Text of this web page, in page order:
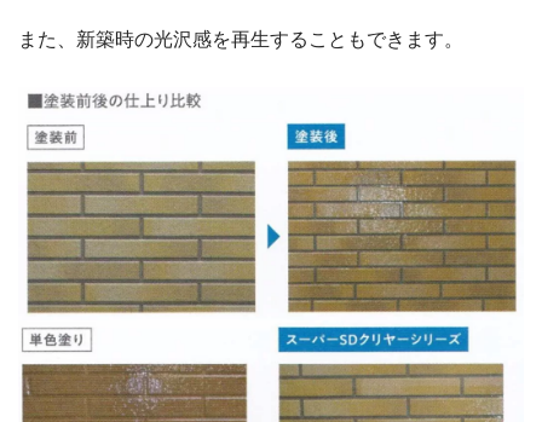
また、新築時の光沢感を再生することもできます。